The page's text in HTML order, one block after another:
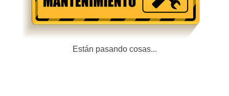
Están pasando cosas...